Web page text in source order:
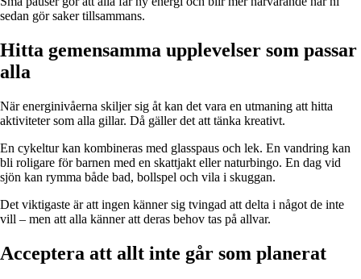
sedan gör saker tillsammans.
Hitta gemensamma upplevelser som passar
alla
När energinivåerna skiljer sig åt kan det vara en utmaning att hitta
aktiviteter som alla gillar. Då gäller det att tänka kreativt.
En cykeltur kan kombineras med glasspaus och lek. En vandring kan
bli roligare för barnen med en skattjakt eller naturbingo. En dag vid
sjön kan rymma både bad, bollspel och vila i skuggan.
Det viktigaste är att ingen känner sig tvingad att delta i något de inte
vill – men att alla känner att deras behov tas på allvar.
Acceptera att allt inte går som planerat